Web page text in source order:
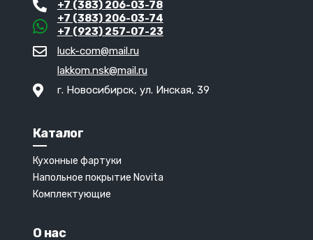
+7 (383) 206-03-78
+7 (383) 206-03-74
+7 (923) 257-07-23
luck-com@mail.ru
lakkom.nsk@mail.ru
г. Новосибирск, ул. Инская, 39
Каталог
Кухонные фартуки
Напольное покрытие Novita
Комплектующие
О нас